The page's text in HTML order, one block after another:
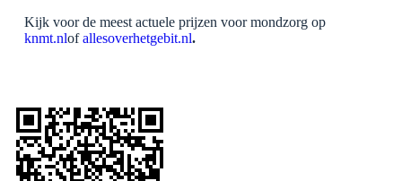
Kijk voor de meest actuele prijzen voor mondzorg op
knmt.nlofallesoverhetgebit.nl.